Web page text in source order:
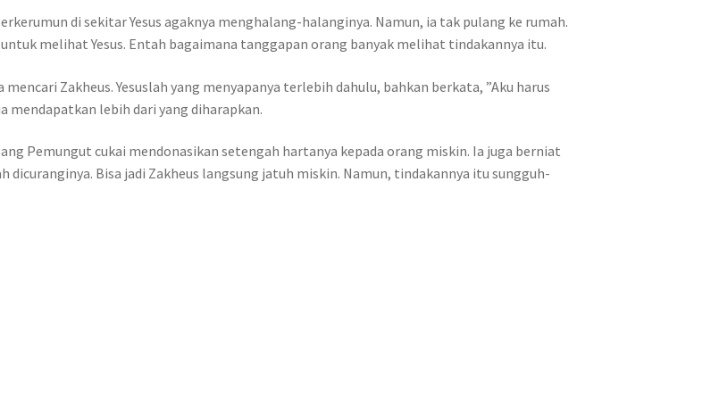
di sekitar Yesus agaknya menghalang-halanginya. Namun, ia tak pulang ke rumah.
melihat Yesus. Entah bagaimana tanggapan orang banyak melihat tindakannya itu.
mencari Zakheus. Yesuslah yang menyapanya terlebih dahulu, bahkan berkata, ”Aku harus
mendapatkan lebih dari yang diharapkan.
Pemungut cukai mendonasikan setengah hartanya kepada orang miskin. Ia juga berniat
Bisa jadi Zakheus langsung jatuh miskin. Namun, tindakannya itu sungguh-